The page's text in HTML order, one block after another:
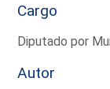
Cargo
Diputado por
Autor